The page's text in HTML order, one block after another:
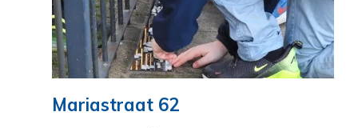
Mariastraat 62